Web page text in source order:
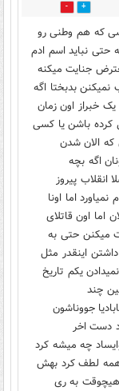
0
که هم وطنی رو
حتی نباید اسم ادم
جنایت میکنه
با انقلابیون سال 57 حساب نمیکنن بدبختا اگه
خبراز اون زمان
باشن یا کسی
الان شدن
اگه بچه
اصلا انقلاب پیروز
اما اونا
اما اون قاتلای
میکنن حتی به
اینقدر مثل
یکم تاریخ
چند
جووناشون
دست اخر
چه میشه کرد
لطف کرد بهش
به ری